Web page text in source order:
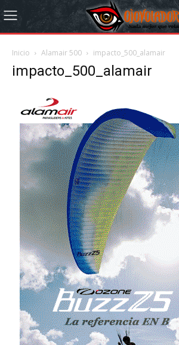
Inicio Alamair 500 impacto_500_alamair
impacto_500_alamair